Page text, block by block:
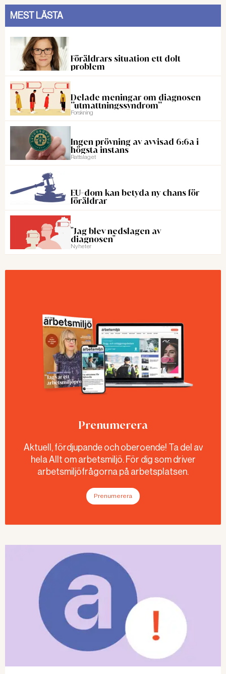
MEST LÄSTA
Föräldrars situation ett dolt
problem
Delade meningar om diagnosen
”utmattningssyndrom”
Forskning
Ingen prövning av avvisad 6:6a i
högsta instans
Rattslaget
EU-dom kan betyda ny chans för
föräldrar
"Jag blev nedslagen av
diagnosen"
Nyheter
Prenumerera
Aktuell, fördjupande och oberoende! Ta del av
hela Allt om arbetsmiljö. För dig som driver
arbetsmiljöfrågorna på arbetsplatsen.
Prenumerera